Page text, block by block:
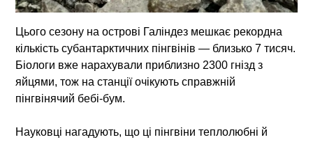
Цього сезону на острові Галіндез мешкає рекордна
кількість субантарктичних пінгвінів — близько 7 тисяч.
Біологи вже нарахували приблизно 2300 гнізд з
яйцями, тож на станції очікують справжній
пінгвінячий бебі-бум.
Науковці нагадують, що ці пінгвіни теплолюбні й